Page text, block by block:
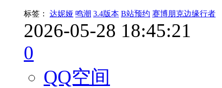
标签： 达妮娅 鸣潮 3.4版本 B站预约 赛博朋克边缘行者
2026-05-28 18:45:21
0
QQ空间